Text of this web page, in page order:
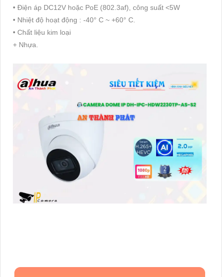
• Điện áp DC12V hoặc PoE (802.3af), công suất <5W
• Nhiệt độ hoạt động : -40° C ~ +60° C.
• Chất liệu kim loại
+ Nhựa.